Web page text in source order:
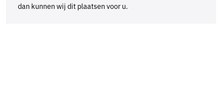
dan kunnen wij dit plaatsen voor u.